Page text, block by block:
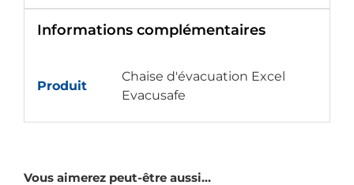
Informations complémentaires
Produit
Chaise d'évacuation Excel
Evacusafe
Vous aimerez peut-être aussi…